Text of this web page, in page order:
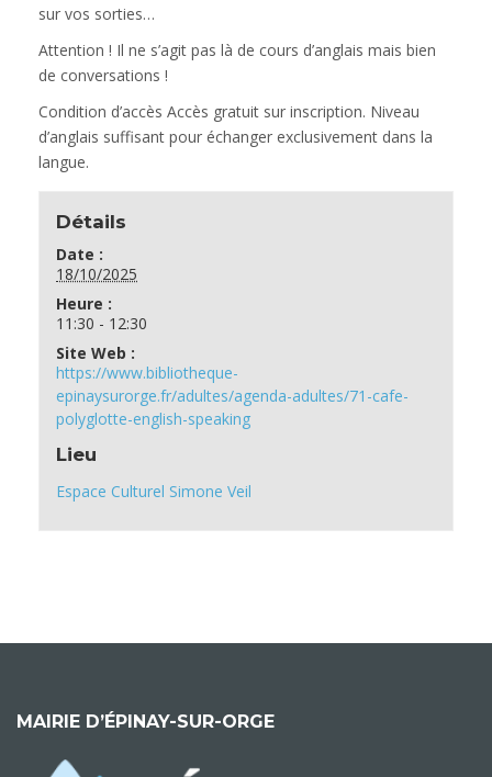
sur vos sorties…
Attention ! Il ne s’agit pas là de cours d’anglais mais bien
de conversations !
Condition d’accès Accès gratuit sur inscription. Niveau
d’anglais suffisant pour échanger exclusivement dans la
langue.
Détails
Date :
18/10/2025
Heure :
11:30 - 12:30
Site Web :
https://www.bibliotheque-
epinaysurorge.fr/adultes/agenda-adultes/71-cafe-
polyglotte-english-speaking
Lieu
Espace Culturel Simone Veil
MAIRIE D’ÉPINAY-SUR-ORGE